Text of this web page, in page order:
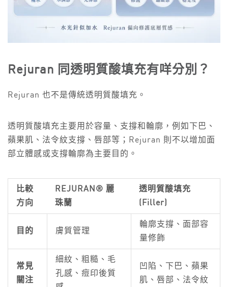
Rejuran 同透明質酸填充有咩分別？
Rejuran 也不是傳統透明質酸填充。
透明質酸填充主要用於容量、支撐和輪廓，例如下巴、
蘋果肌、法令紋支撐、唇部等；Rejuran 則不以增加面
部立體感或支撐輪廓為主要目的。
比較
方向
REJURAN® 麗
珠蘭
透明質酸填充
(Filler)
目的 膚質管理
輪廓支撐、面部容
量修飾
常見
關注
細紋、粗糙、毛
孔感、痘印後質
凹陷、下巴、蘋果
肌、唇部、法令紋